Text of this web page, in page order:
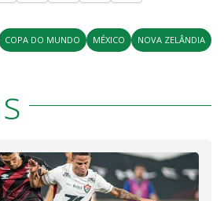
COPA DO MUNDO MÉXICO NOVA ZELÂNDIA